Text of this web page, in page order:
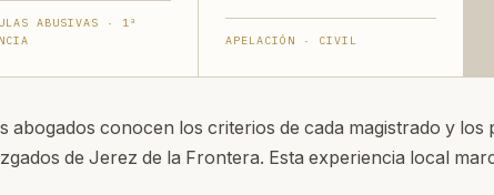
ABUSIVAS · 1ª
APELACIÓN · CIVIL
abogados conocen los criterios de cada magistrado y los
de Jerez de la Frontera. Esta experiencia local